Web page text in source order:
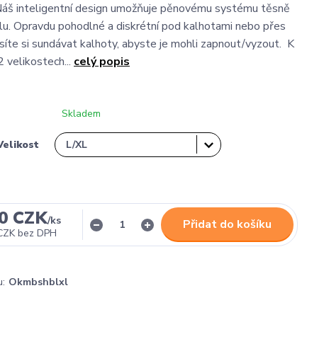
inteligentní design umožňuje pěnovému systému těsně
Opravdu pohodlné a diskrétní pod kalhotami nebo přes
si sundávat kalhoty, abyste je mohli zapnout/vyzout. K
velikostech... celý popis
Skladem
CZK/ks
bez DPH
Přidat do košíku
Okmbshblxl